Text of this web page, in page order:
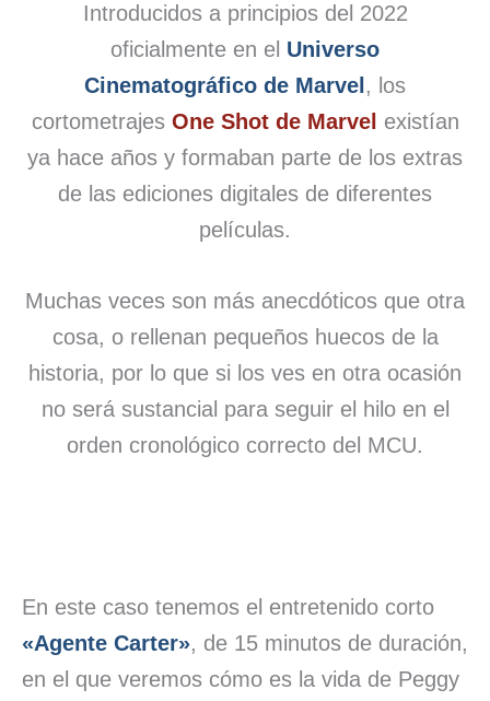
Introducidos a principios del 2022
oficialmente en el Universo
Cinematográfico de Marvel , los
cortometrajes One Shot de Marvel existían
ya hace años y formaban parte de los extras
de las ediciones digitales de diferentes
películas.
Muchas veces son más anecdóticos que otra
cosa, o rellenan pequeños huecos de la
historia, por lo que si los ves en otra ocasión
no será sustancial para seguir el hilo en el
orden cronológico correcto del MCU.
En este caso tenemos el entretenido corto
«Agente Carter», de 15 minutos de duración,
en el que veremos cómo es la vida de Peggy